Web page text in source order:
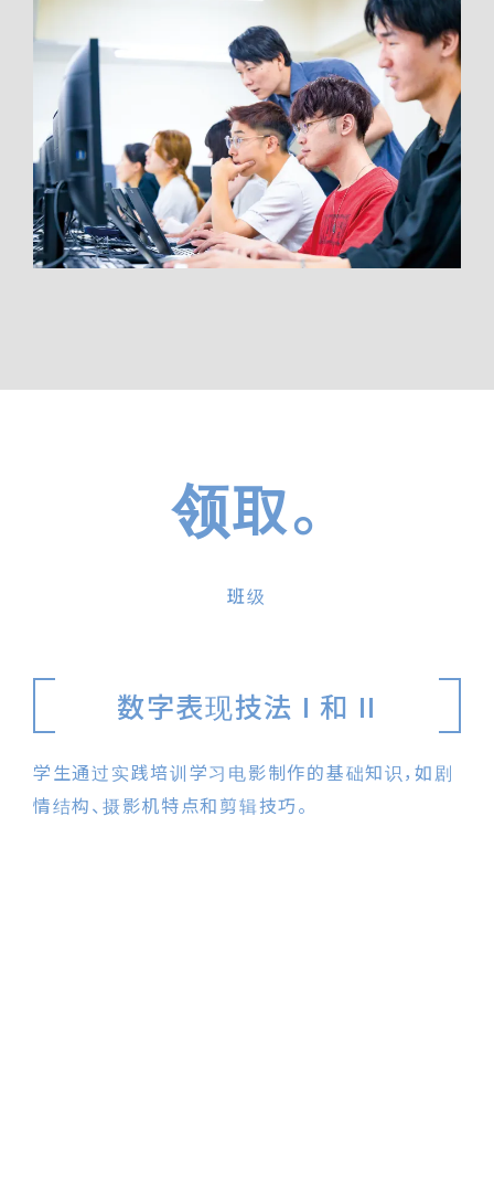
领取。
班级
数字表现技法 I 和 II
学生通过实践培训学习电影制作的基础知识，如剧
情结构、摄影机特点和剪辑技巧。